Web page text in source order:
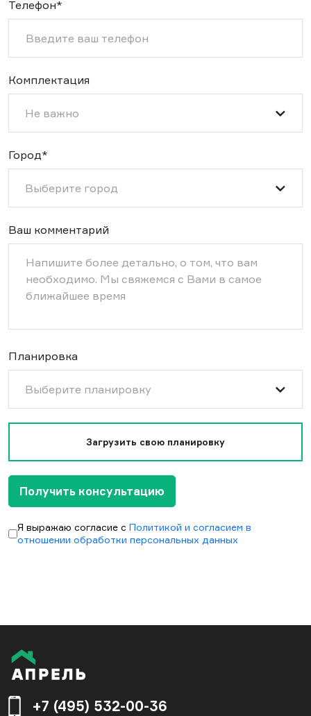
Телефон*
Комплектация
Не важно
Город*
Выберите город
Ваш комментарий
Планировка
Выберите планировку
Загрузить свою планировку
Получить консультацию
Я выражаю согласие с Политикой и согласием в
отношении обработки персональных данных
+7 (495) 532-00-36